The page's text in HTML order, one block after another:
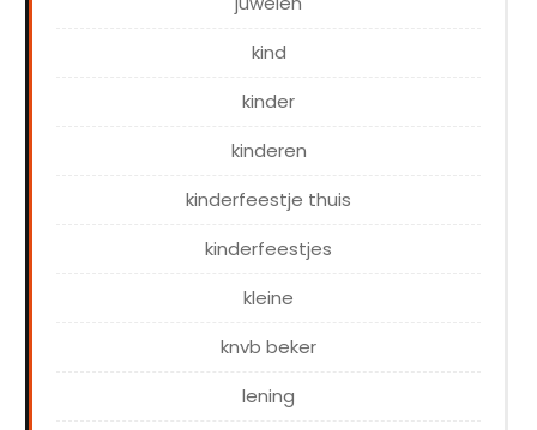
kind
kinder
kinderen
kinderfeestje thuis
kinderfeestjes
kleine
knvb beker
lening